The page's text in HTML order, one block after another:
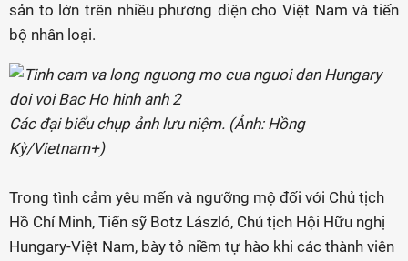
sản to lớn trên nhiều phương diện cho Việt Nam và tiến
bộ nhân loại.
Các đại biểu chụp ảnh lưu niệm. (Ảnh: Hồng
Kỳ/Vietnam+)
Trong tình cảm yêu mến và ngưỡng mộ đối với Chủ tịch
Hồ Chí Minh, Tiến sỹ Botz László, Chủ tịch Hội Hữu nghị
Hungary-Việt Nam, bày tỏ niềm tự hào khi các thành viên